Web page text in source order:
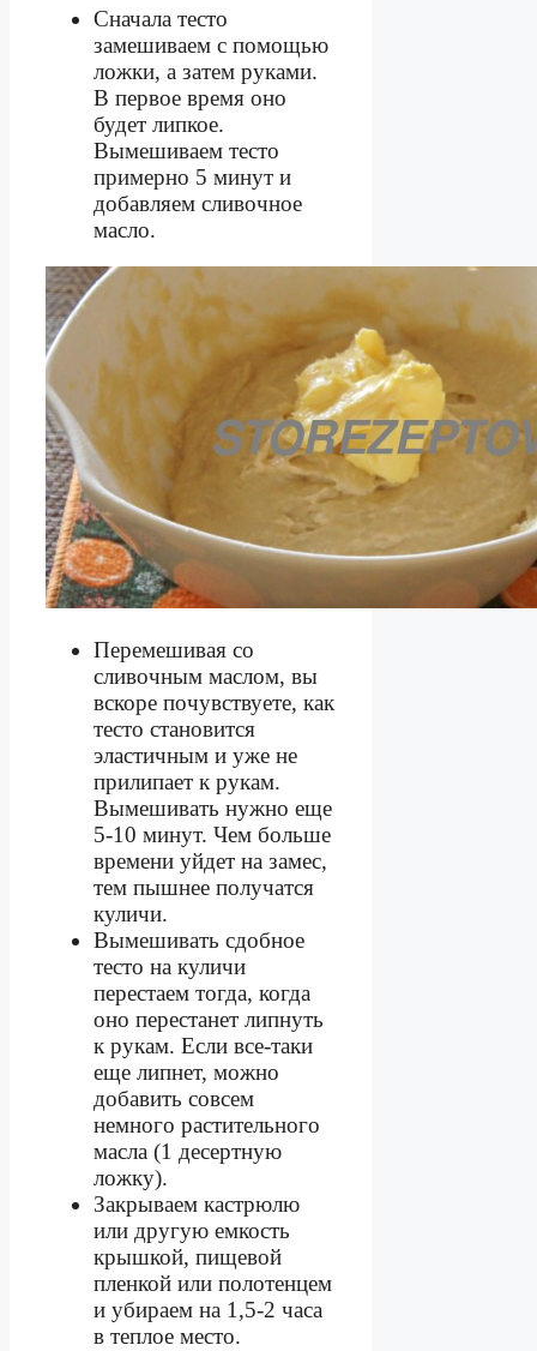
Сначала тесто
замешиваем с помощью
ложки, а затем руками.
В первое время оно
будет липкое.
Вымешиваем тесто
примерно 5 минут и
добавляем сливочное
масло.
Перемешивая со
сливочным маслом, вы
вскоре почувствуете, как
тесто становится
эластичным и уже не
прилипает к рукам.
Вымешивать нужно еще
5-10 минут. Чем больше
времени уйдет на замес,
тем пышнее получатся
куличи.
Вымешивать сдобное
тесто на куличи
перестаем тогда, когда
оно перестанет липнуть
к рукам. Если все-таки
еще липнет, можно
добавить совсем
немного растительного
масла (1 десертную
ложку).
Закрываем кастрюлю
или другую емкость
крышкой, пищевой
пленкой или полотенцем
и убираем на 1,5-2 часа
в теплое место.